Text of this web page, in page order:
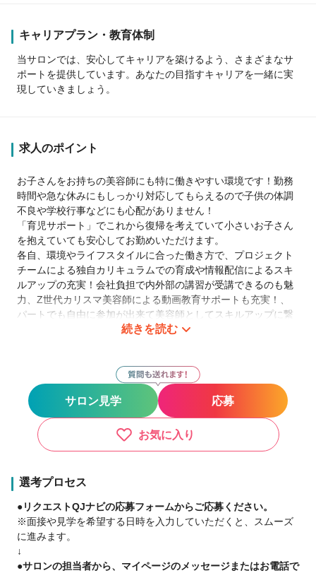
キャリアプラン・教育体制
当サロンでは、安心してキャリアを築けるよう、さまざまなサ
ポートを提供しています。あなたの目指すキャリアを一緒に実
現していきましょう。
求人のポイント
お子さんをお持ちの美容師にも特に働きやすい環境です！勤務
時間や急な休みにもしっかり対応してもらえるので子供の体調
不良や学校行事などにも心配がありません！
「育児サポート」でこれから復帰を考えていて小さいお子さん
を抱えていても安心してお勤めいただけます。
各自、環境やライフスタイルに合った働き方で、プロジェクト
チームによる独自カリキュラムでの育成や情報配信によるスキ
ルアップの充実！会社負担で内外部の講習が受講できるのも魅
力、Z世代カリスマ美容師による動画教育サポートも充実！、
パートでも自由に参加が出来て美容師としてスキルアップに繋
がりモチベーションになっています！
『パートさんでも、常時売上上位の実績を持つ、ママさんスタ
入りスタントさんもいます！』
また、予約制ではないので時短勤務でも稼げる☆
自宅から通える距離にあるので徒歩、自転車通勤もできます♪
【働きながらの子育てに嬉しい産休・育休】
女性も男性もプライベートに合わせて働けます。
■スタイリスト 時給1,330円～1,500円 +歩合
昇給（随時）
交通費支給
売上手当
続きを読む
サロン見学 応募
お気に入り
選考プロセス
●リクエストQJナビの応募フォームからご応募ください。
※面接や見学を希望する日時を入力していただくと、スムーズ
に進みます。
↓
●サロンの担当者から、マイページのメッセージまたはお電話で